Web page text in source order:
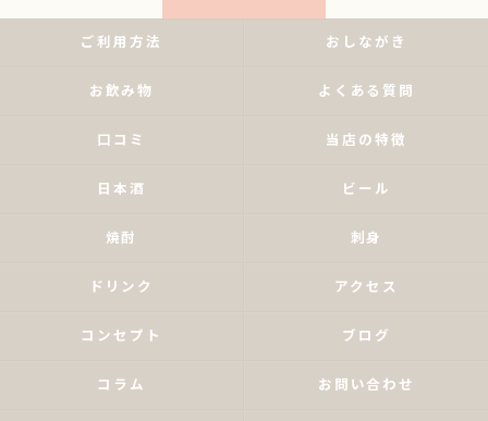
ご利用方法 おしながき
お飲み物 よくある質問
口コミ 当店の特徴
日本酒 ビール
焼酎 刺身
ドリンク アクセス
コンセプト ブログ
コラム お問い合わせ